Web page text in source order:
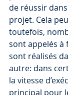
de réussir
projet. Cela
toutefois,
sont appelés à
sont réalisés
autre: dans
la vitesse
principal pour